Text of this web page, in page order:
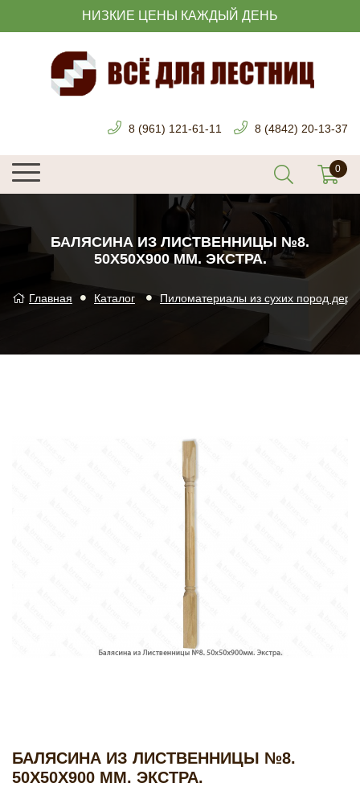
НИЗКИЕ ЦЕНЫ КАЖДЫЙ ДЕНЬ
8 (961) 121-61-11 8 (4842) 20-13-37
БАЛЯСИНА ИЗ ЛИСТВЕННИЦЫ №8.
50Х50Х900 ММ. ЭКСТРА.
Главная Каталог Пиломатериалы из сухих пород
БАЛЯСИНА ИЗ ЛИСТВЕННИЦЫ №8.
50Х50Х900 ММ. ЭКСТРА.